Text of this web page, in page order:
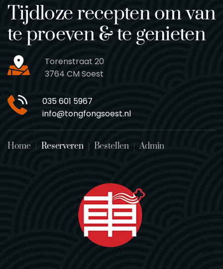
Tijdloze recepten om van
te proeven & te genieten
Torenstraat 20
3764 CM Soest
035 601 5967
info@tongfongsoest.nl
Home Reserveren Bestellen Admin